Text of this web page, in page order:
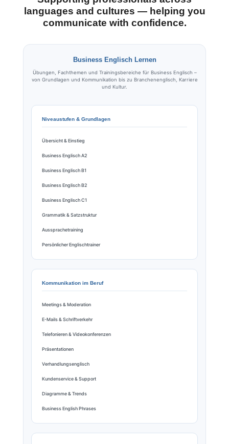
languages and cultures — helping you
communicate with confidence.
Business Englisch Lernen
Übungen, Fachthemen und Trainingsbereiche für Business Englisch –
von Grundlagen und Kommunikation bis zu Branchenenglisch, Karriere
und Kultur.
Niveaustufen & Grundlagen
Übersicht & Einstieg
Business Englisch A2
Business Englisch B1
Business Englisch B2
Business Englisch C1
Grammatik & Satzstruktur
Aussprachetraining
Persönlicher Englischtrainer
Kommunikation im Beruf
Meetings & Moderation
E-Mails & Schriftverkehr
Telefonieren & Videokonferenzen
Präsentationen
Verhandlungsenglisch
Kundenservice & Support
Diagramme & Trends
Business English Phrases